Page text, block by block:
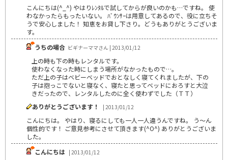
こんにちは(^_^) やはりﾚﾝﾀﾙで試してからが良いのかも…ですね。 使
わなかったらもったいない。 ﾊﾞｳﾝｻｰは用意してあるので、役に立ちそ
うで安心しました！ 知恵をお貸し下さり。どうもありがとうございま
す。
うちの場合 ビギナーママさん | 2013/01/12
上の時も下の時もレンタルです。
使わなくなった時にしまう場所がなかったもので…。
ただ上の子はベビーベッドでおとなしく寝てくれましたが、下の
子は抱っこでないと寝なく、寝たと思ってベッドにおろすと大泣
きだったので、レンタルしたのに全く使わずでした（ＴＴ）
ありがとうございます！
| 2013/01/12
こんにちは。 やはり、寝るにしても一人一人違うんですね。 う～ん
個性的です！ ご意見参考にさせて頂きます(^O^) ありがとうございま
した。
こんにちは | 2013/01/12